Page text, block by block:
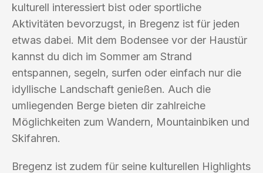
kulturell interessiert bist oder sportliche
Aktivitäten bevorzugst, in Bregenz ist für jeden
etwas dabei. Mit dem Bodensee vor der Haustür
kannst du dich im Sommer am Strand
entspannen, segeln, surfen oder einfach nur die
idyllische Landschaft genießen. Auch die
umliegenden Berge bieten dir zahlreiche
Möglichkeiten zum Wandern, Mountainbiken und
Skifahren.
Bregenz ist zudem für seine kulturellen Highlights